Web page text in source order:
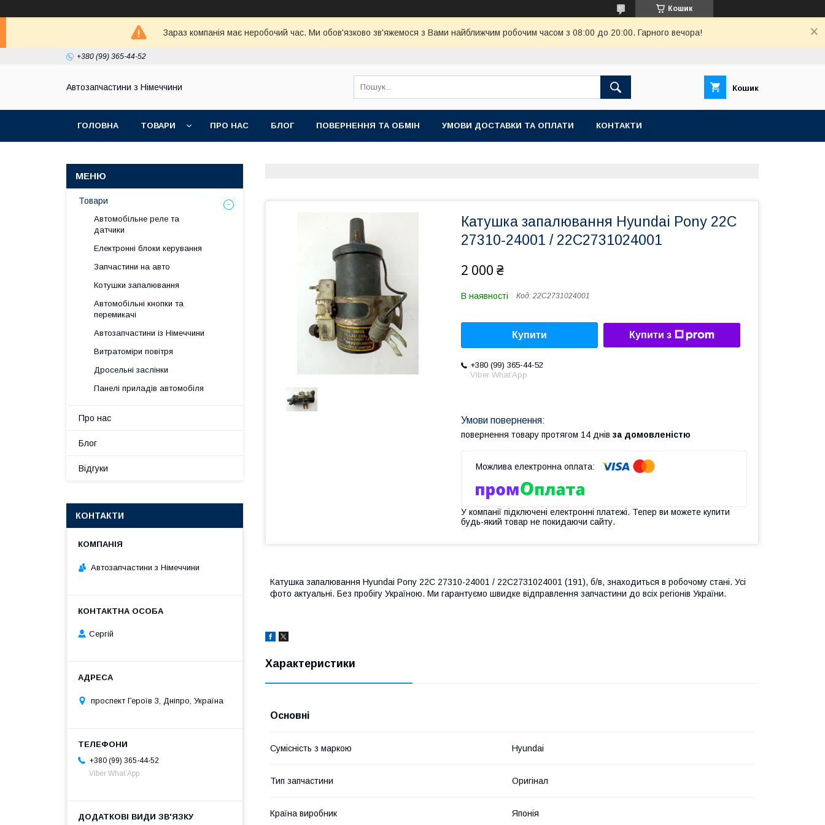
Кошик
Зараз компанія має неробочий час. Ми обов'язково зв'яжемося з Вами найближчим робочим часом з 08:00 до 20:00. Гарного вечора!
+380 (99) 365-44-52
Автозапчастини з Німеччини Кошик
ГОЛОВНА ТОВАРИ ПРО НАС БЛОГ ПОВЕРНЕННЯ ТА ОБМІН УМОВИ ДОСТАВКИ ТА ОПЛАТИ КОНТАКТИ
Катушка запалювання Hyundai Pony 22C
27310-24001 / 22C2731024001
2 000 ₴
В наявності Код: 22C2731024001
Купити Купити з
+380 (99) 365-44-52
Viber What’App
повернення товару протягом 14 днів за домовленістю
У компанії підключені електронні платежі. Тепер ви можете купити
будь-який товар не покидаючи сайту.
Катушка запалювання Hyundai Pony 22C 27310-24001 / 22C2731024001 (191), б/в, знаходиться в робочому стані. Усі
фото актуальні. Без пробігу Україною. Ми гарантуємо швидке відправлення запчастини до всіх регіонів України.
Характеристики
Основні
Сумісність з маркою Hyundai
Тип запчастини Оригінал
Країна виробник Японія
Товари
Автомобільне реле та
датчики
Електронні блоки керування
Запчастини на авто
Котушки запалювання
Автомобільні кнопки та
перемикачі
Автозапчастини із Німеччини
Витратоміри повітря
Дросельні заслінки
Панелі приладів автомобіля
Про нас
Блог
Відгуки
КОНТАКТИ
Автозапчастини з Німеччини
Сергій
проспект Героїв 3, Дніпро, Україна
+380 (99) 365-44-52
Viber What’App